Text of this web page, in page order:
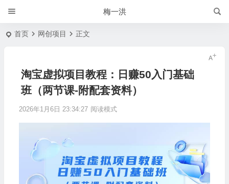
梅一洪
首页 网创项目 正文
淘宝虚拟项目教程：日赚50入门基础
班（两节课-附配套资料）
2026年1月6日 23:34:27 阅读模式